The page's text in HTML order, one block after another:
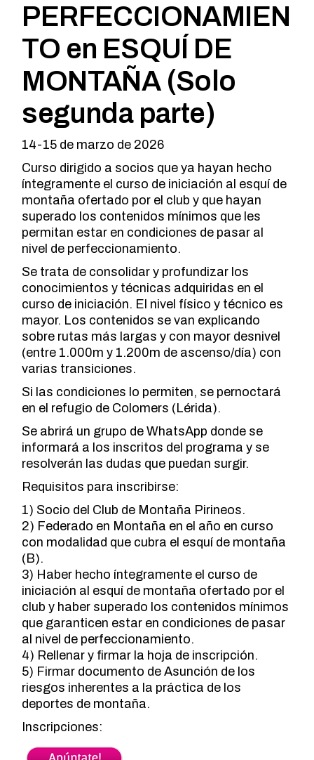
PERFECCIONAMIEN
TO en ESQUÍ DE
MONTAÑA (Solo
segunda parte)
14-15 de marzo de 2026
Curso dirigido a socios que ya hayan hecho
íntegramente el curso de iniciación al esquí de
montaña ofertado por el club y que hayan
superado los contenidos mínimos que les
permitan estar en condiciones de pasar al
nivel de perfeccionamiento.
Se trata de consolidar y profundizar los
conocimientos y técnicas adquiridas en el
curso de iniciación. El nivel físico y técnico es
mayor. Los contenidos se van explicando
sobre rutas más largas y con mayor desnivel
(entre 1.000m y 1.200m de ascenso/día) con
varias transiciones.
Si las condiciones lo permiten, se pernoctará
en el refugio de Colomers (Lérida).
Se abrirá un grupo de WhatsApp donde se
informará a los inscritos del programa y se
resolverán las dudas que puedan surgir.
Requisitos para inscribirse:
1) Socio del Club de Montaña Pirineos.
2) Federado en Montaña en el año en curso
con modalidad que cubra el esquí de montaña
(B).
3) Haber hecho íntegramente el curso de
iniciación al esquí de montaña ofertado por el
club y haber superado los contenidos mínimos
que garanticen estar en condiciones de pasar
al nivel de perfeccionamiento.
4) Rellenar y firmar la hoja de inscripción.
5) Firmar documento de Asunción de los
riesgos inherentes a la práctica de los
deportes de montaña.
Inscripciones: